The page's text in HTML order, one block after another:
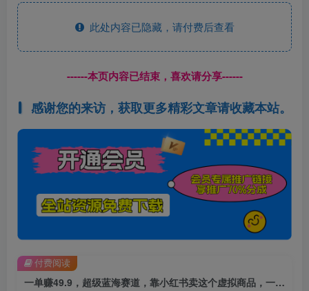
此处内容已隐藏，请付费后查看
------本页内容已结束，喜欢请分享------
感谢您的来访，获取更多精彩文章请收藏本站。
一单赚49.9，超级蓝海赛道，靠小红书卖这个虚拟商品，一个月1.2w是怎么做到的？【揭秘】
付费阅读